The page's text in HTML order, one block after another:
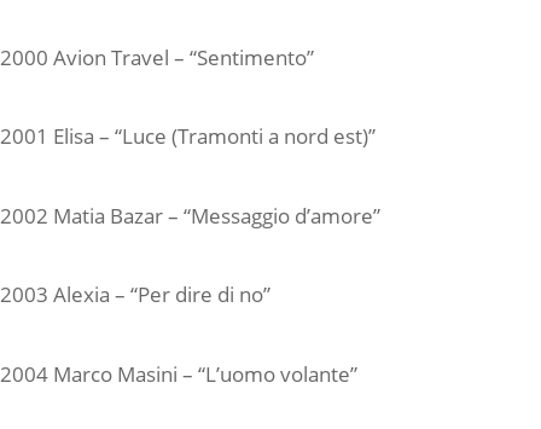
2000 Avion Travel – “Sentimento”
2001 Elisa – “Luce (Tramonti a nord est)”
2002 Matia Bazar – “Messaggio d’amore”
2003 Alexia – “Per dire di no”
2004 Marco Masini – “L’uomo volante”